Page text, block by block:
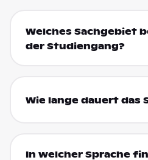
Welches Sachgebiet
der Studiengang?
Wie lange dauert das
In welcher Sprache